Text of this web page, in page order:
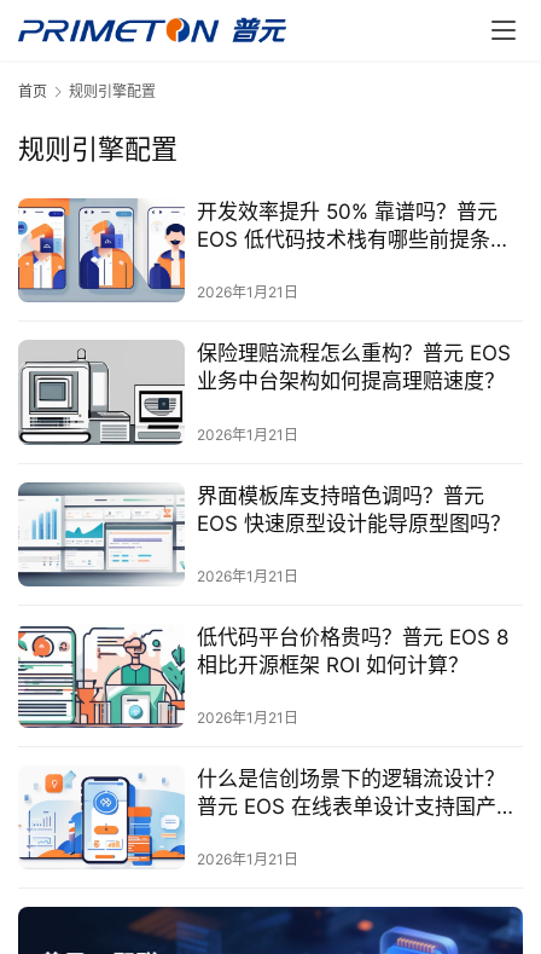
最
新
动
产
品
决
方
案
生
首页 规则引擎配置
规则引擎配置
开发效率提升 50% 靠谱吗？普元
EOS 低代码技术栈有哪些前提条
2026年1月21日
保险理赔流程怎么重构？普元 EOS
业务中台架构如何提高理赔速度？
2026年1月21日
界面模板库支持暗色调吗？普元
EOS 快速原型设计能导原型图吗？
2026年1月21日
低代码平台价格贵吗？普元 EOS 8
相比开源框架 ROI 如何计算？
2026年1月21日
什么是信创场景下的逻辑流设计？
普元 EOS 在线表单设计支持国产库
2026年1月21日